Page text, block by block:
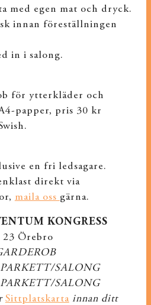
med egen mat och dryck.
innan föreställningen
in i salong.
för ytterkläder och
papper, pris 30 kr
en fri ledsagare.
direkt via
maila oss gärna.
KONGRESS
23 Örebro
SALONG
SALONG
Sittplatskartainnan ditt